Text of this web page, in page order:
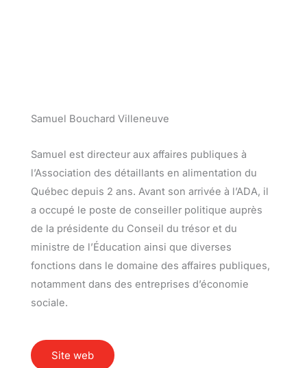
Samuel Bouchard Villeneuve
Samuel est directeur aux affaires publiques à
l’Association des détaillants en alimentation du
Québec depuis 2 ans. Avant son arrivée à l’ADA, il
a occupé le poste de conseiller politique auprès
de la présidente du Conseil du trésor et du
ministre de l’Éducation ainsi que diverses
fonctions dans le domaine des affaires publiques,
notamment dans des entreprises d’économie
sociale.
Site web